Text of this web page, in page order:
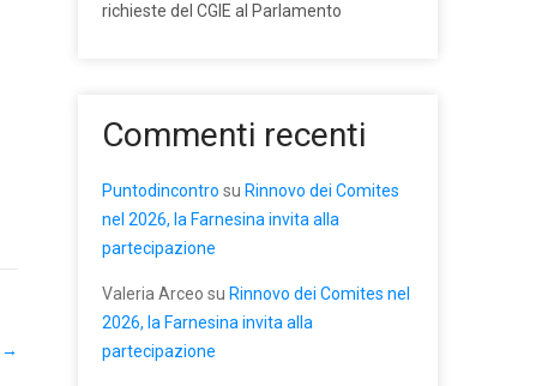
→
richieste del CGIE al Parlamento
Commenti recenti
Puntodincontro su Rinnovo dei Comites
nel 2026, la Farnesina invita alla
partecipazione
Valeria Arceo su Rinnovo dei Comites nel
2026, la Farnesina invita alla
partecipazione